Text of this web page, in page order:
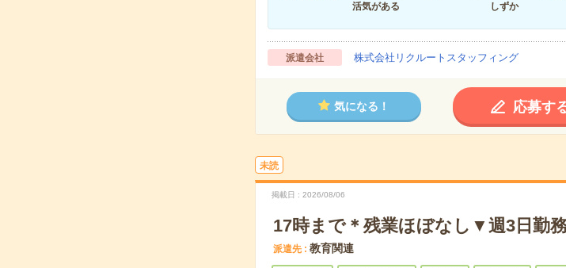
活気がある
しずか
派遣会社 株式会社リクルートスタッフィング
気になる！ 応募す
未読
掲載日 2026/08/06
17時まで＊残業ほぼなし▼週3日勤
派遣先 教育関連